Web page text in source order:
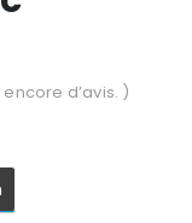
encore d’avis. )